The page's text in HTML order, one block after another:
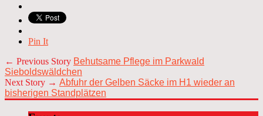
Pin It
← Previous Story Behutsame Pflege im Parkwald
Sieboldswäldchen
Next Story → Abfuhr der Gelben Säcke im H1 wieder an
bisherigen Standplätzen